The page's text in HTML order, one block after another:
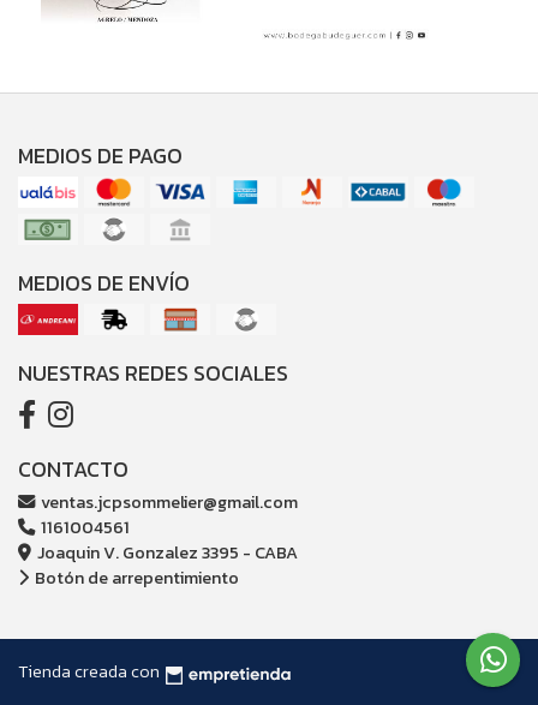
MEDIOS DE PAGO
MEDIOS DE ENVÍO
NUESTRAS REDES SOCIALES
CONTACTO
ventas.jcpsommelier@gmail.com
1161004561
Joaquin V. Gonzalez 3395 - CABA
Botón de arrepentimiento
Tienda creada con